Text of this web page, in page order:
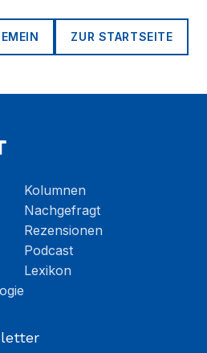
ZUR STARTSEITE
Kolumnen
Nachgefragt
Rezensionen
Podcast
Lexikon